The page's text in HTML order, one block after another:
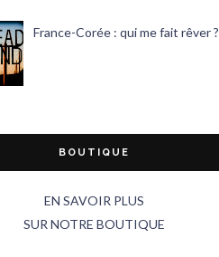
France-Corée : qui me fait rêver ?
BOUTIQUE
EN SAVOIR PLUS
SUR NOTRE BOUTIQUE